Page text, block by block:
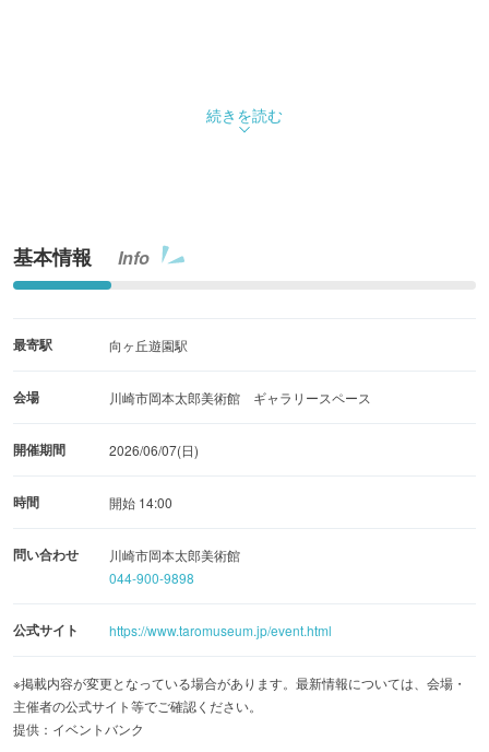
続きを読む
基本情報 Info
最寄駅 向ヶ丘遊園駅
会場 川崎市岡本太郎美術館 ギャラリースペース
開催期間 2026/06/07(日)
時間 開始 14:00
問い合わせ
川崎市岡本太郎美術館
044-900-9898
公式サイト https://www.taromuseum.jp/event.html
※掲載内容が変更となっている場合があります。最新情報については、会場・
主催者の公式サイト等でご確認ください。
提供：イベントバンク